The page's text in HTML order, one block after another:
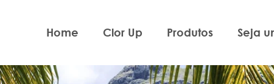
Home Clor Up Produtos Seja